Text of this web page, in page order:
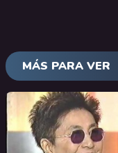
MÁS PARA VER